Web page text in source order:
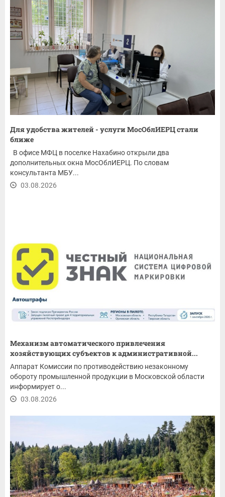
Для удобства жителей - услуги МосОблИЕРЦ стали
ближе
В офисе МФЦ в поселке Нахабино открыли два
дополнительных окна МосОблИЕРЦ. По словам
консультанта МБУ...
03.08.2026
Механизм автоматического привлечения
хозяйствующих субъектов к административной...
Аппарат Комиссии по противодействию незаконному
обороту промышленной продукции в Московской области
информирует о...
03.08.2026